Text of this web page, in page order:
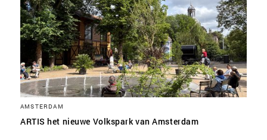
AMSTERDAM
ARTIS het nieuwe Volkspark van Amsterdam
SLA VOORKEUREN OP